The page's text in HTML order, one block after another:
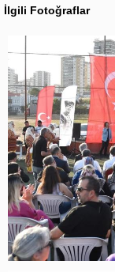
İlgili Fotoğraflar